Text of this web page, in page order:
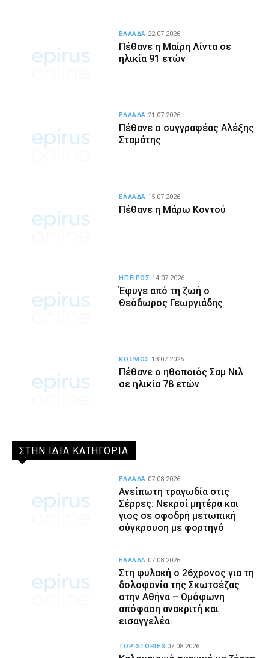
Πέθανε η Μαίρη Λίντα σε
ηλικία 91 ετών
ΕΛΛΑΔΑ 22.07.2026
Πέθανε ο συγγραφέας Αλέξης
Σταμάτης
ΕΛΛΑΔΑ 21.07.2026
Πέθανε η Μάρω Κοντού
ΕΛΛΑΔΑ 15.07.2026
Έφυγε από τη ζωή ο
Θεόδωρος Γεωργιάδης
ΗΠΕΙΡΟΣ 14.07.2026
Πέθανε ο ηθοποιός Σαμ Νιλ
σε ηλικία 78 ετών
ΚΟΣΜΟΣ 13.07.2026
ΣΤΗΝ ΙΔΙΑ ΚΑΤΗΓΟΡΙΑ
Ανείπωτη τραγωδία στις
Σέρρες: Νεκροί μητέρα και
γιος σε σφοδρή μετωπική
σύγκρουση με φορτηγό
ΕΛΛΑΔΑ 07.08.2026
Στη φυλακή ο 26χρονος για τη
δολοφονία της Σκωτσέζας
στην Αθήνα – Ομόφωνη
απόφαση ανακριτή και
εισαγγελέα
ΕΛΛΑΔΑ 07.08.2026
TOP STORIES 07.08.2026